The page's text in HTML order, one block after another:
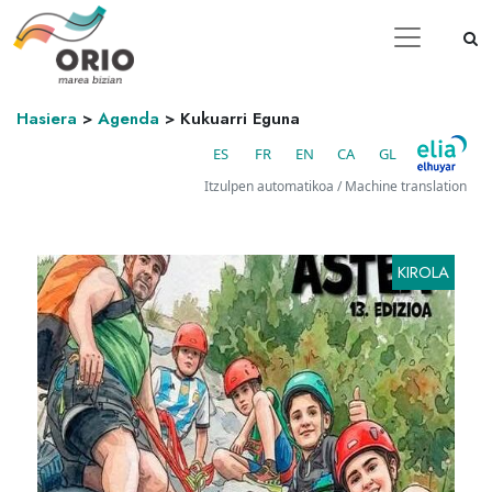
Hasiera > Agenda > Kukuarri Eguna
ES FR EN CA GL
Itzulpen automatikoa / Machine translation
KIROLA